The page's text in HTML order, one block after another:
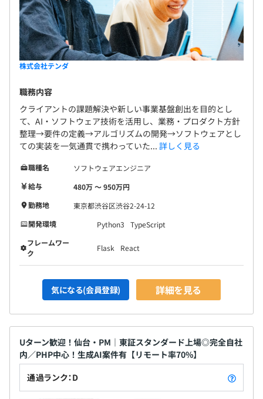
株式会社テンダ
職務内容
クライアントの課題解決や新しい事業基盤創出を目的とし
て、AI・ソフトウェア技術を活用し、業務・プロダクト方針
整理→要件の定義→アルゴリズムの開発→ソフトウェアとし
ての実装を一気通貫で携わっていた... 詳しく見る
職種名
ソフトウェアエンジニア
給与
480万 〜 950万円
勤務地
東京都渋谷区渋谷2-24-12
開発環境
Python3
TypeScript
フレームワー
ク
Flask React
気になる(会員登録) 詳細を見る
Uターン歓迎！仙台・PM｜東証スタンダード上場◎完全自社
内／PHP中心！生成AI案件有【リモート率70%】
通過ランク：D